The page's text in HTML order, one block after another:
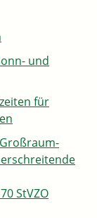
und
für
StVZO